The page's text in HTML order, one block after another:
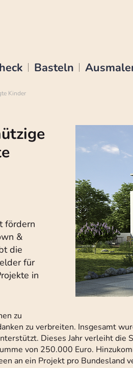
Basteln
Kinder
fördern
&
die
für
in
zu
zu verbreiten. Insgesamt
Dieses Jahr verleiht die
von 250.000 Euro.
an ein Projekt pro Bundesland